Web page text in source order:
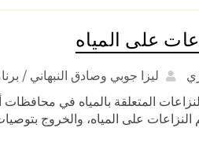
على المياه
ليزا جوبي وصادق النبهاني /
النزاعات المتعلقة بالمياه في
النزاعات على المياه، والخروج